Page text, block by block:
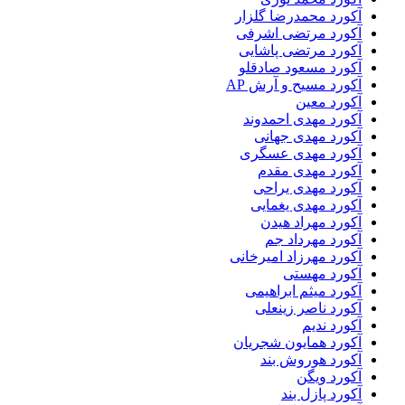
آکورد محمدرضا گلزار
آکورد مرتضی اشرفی
آکورد مرتضی پاشایی
آکورد مسعود صادقلو
آکورد مسیح و آرش AP
آکورد معین
آکورد مهدی احمدوند
آکورد مهدی جهانی
آکورد مهدی عسگری
آکورد مهدی مقدم
آکورد مهدی یراحی
آکورد مهدی یغمایی
آکورد مهراد هیدن
آکورد مهرداد جم
آکورد مهرزاد امیرخانی
آکورد مهستی
آکورد میثم ابراهیمی
آکورد ناصر زینعلی
آکورد ندیم
آکورد همایون شجریان
آکورد هوروش بند
آکورد ویگن
آکورد پازل بند